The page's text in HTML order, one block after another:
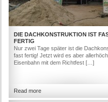
DIE DACHKONSTRUKTION IST
FERTIG
Nur zwei Tage später ist die
fast fertig! Jetzt wird es aber
Eisenbahn mit dem Richtfest […]
Read more